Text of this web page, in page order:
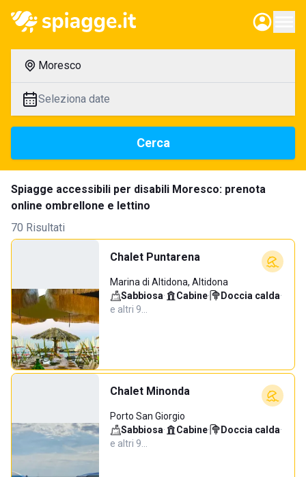
Moresco
Seleziona date
Cerca
Spiagge accessibili per disabili Moresco: prenota
online ombrellone e lettino
70 Risultati
Chalet Puntarena
Marina di Altidona, Altidona
Sabbiosa· Cabine· Doccia calda·
e altri 9…
Chalet Minonda
Porto San Giorgio
Sabbiosa· Cabine· Doccia calda·
e altri 9…